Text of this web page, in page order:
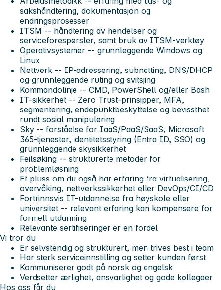
sakshåndtering, dokumentasjon og
endringsprosesser
ITSM -- håndtering av hendelser og
serviceforespørsler, samt bruk av ITSM-verktøy
Operativsystemer -- grunnleggende Windows og
Linux
Nettverk -- IP-adressering, subnetting, DNS/DHCP
og grunnleggende ruting og svitsjing
Kommandolinje -- CMD, PowerShell og/eller Bash
IT-sikkerhet -- Zero Trust-prinsipper, MFA,
segmentering, endepunktbeskyttelse og bevissthet
rundt sosial manipulering
Sky -- forståelse for IaaS/PaaS/SaaS, Microsoft
365-tjenester, identitetsstyring (Entra ID, SSO) og
grunnleggende skysikkerhet
Feilsøking -- strukturerte metoder for
problemløsning
Et pluss om du også har erfaring fra virtualisering,
overvåking, nettverkssikkerhet eller DevOps/CI/CD
Fortrinnsvis IT-utdannelse fra høyskole eller
universitet -- relevant erfaring kan kompensere for
formell utdanning
Relevante sertifiseringer er en fordel
Vi tror du
Er selvstendig og strukturert, men trives best i team
Har sterk serviceinnstilling og setter kunden først
Kommuniserer godt på norsk og engelsk
Verdsetter ærlighet, ansvarlighet og gode kollegaer
Hos oss får du